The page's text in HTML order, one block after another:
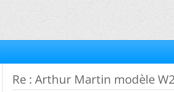
Re : Arthur Martin modèle